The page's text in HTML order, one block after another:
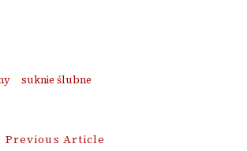
suknie ślubne
Previous Article